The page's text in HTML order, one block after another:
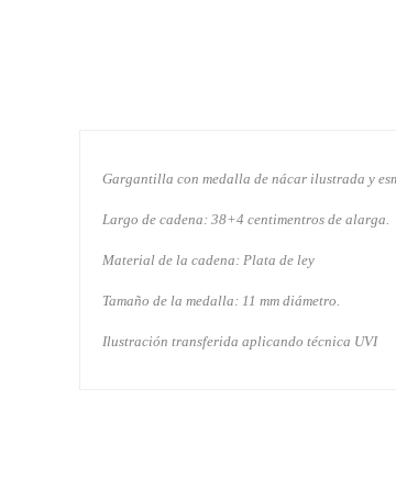
Gargantilla con medalla de nácar ilustrada y
Largo de cadena: 38+4 centimentros de alarga.
Material de la cadena: Plata de ley
Tamaño de la medalla: 11 mm diámetro.
Ilustración transferida aplicando técnica UVI